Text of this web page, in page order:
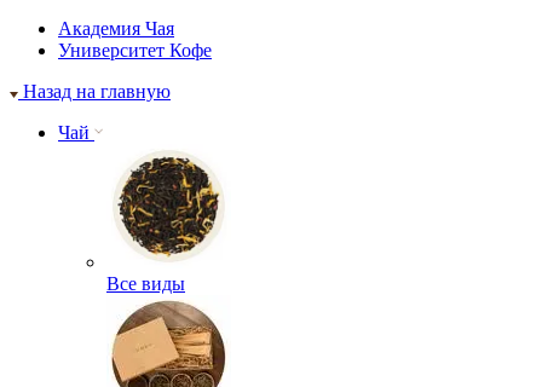
Академия Чая
Университет Кофе
Назад на главную
Чай
Все виды